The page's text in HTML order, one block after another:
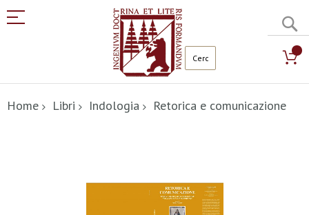
al
contenuto
Home Libri Indologia Retorica e comunicazione